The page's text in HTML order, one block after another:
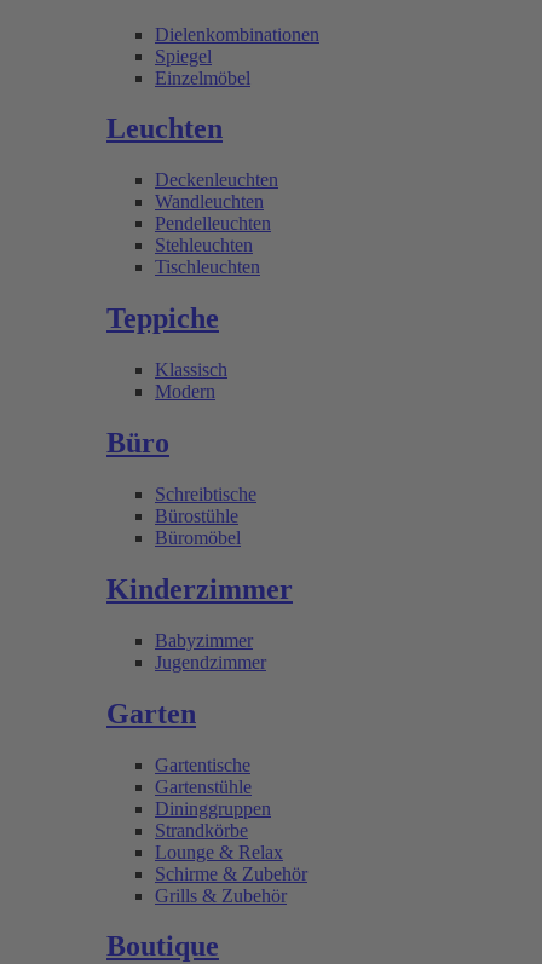
Dielenkombinationen
Spiegel
Einzelmöbel
Leuchten
Deckenleuchten
Wandleuchten
Pendelleuchten
Stehleuchten
Tischleuchten
Teppiche
Klassisch
Modern
Büro
Schreibtische
Bürostühle
Büromöbel
Kinderzimmer
Babyzimmer
Jugendzimmer
Garten
Gartentische
Gartenstühle
Dininggruppen
Strandkörbe
Lounge & Relax
Schirme & Zubehör
Grills & Zubehör
Boutique